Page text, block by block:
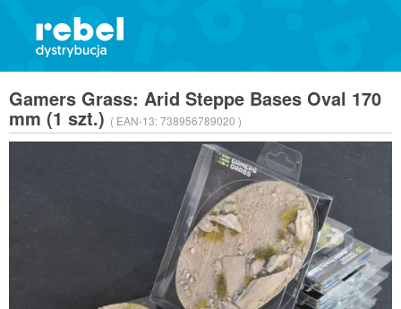
Gamers Grass: Arid Steppe Bases Oval 170
mm (1 szt.) ( EAN-13:738956789020 )